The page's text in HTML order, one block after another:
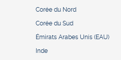
Corée du Nord
Corée du Sud
Émirats Arabes Unis (EAU)
Inde